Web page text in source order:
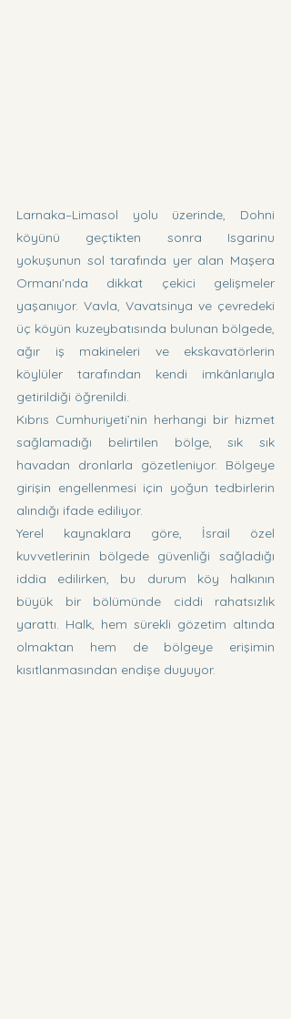
Larnaka–Limasol yolu üzerinde, Dohni
köyünü geçtikten sonra Isgarinu
yokuşunun sol tarafında yer alan Maşera
Ormanı’nda dikkat çekici gelişmeler
yaşanıyor. Vavla, Vavatsinya ve çevredeki
üç köyün kuzeybatısında bulunan bölgede,
ağır iş makineleri ve ekskavatörlerin
köylüler tarafından kendi imkânlarıyla
getirildiği öğrenildi.
Kıbrıs Cumhuriyeti’nin herhangi bir hizmet
sağlamadığı belirtilen bölge, sık sık
havadan dronlarla gözetleniyor. Bölgeye
girişin engellenmesi için yoğun tedbirlerin
alındığı ifade ediliyor.
Yerel kaynaklara göre, İsrail özel
kuvvetlerinin bölgede güvenliği sağladığı
iddia edilirken, bu durum köy halkının
büyük bir bölümünde ciddi rahatsızlık
yarattı. Halk, hem sürekli gözetim altında
olmaktan hem de bölgeye erişimin
kısıtlanmasından endişe duyuyor.